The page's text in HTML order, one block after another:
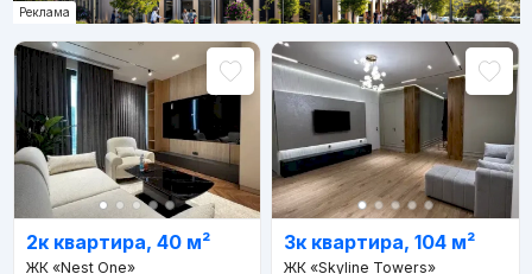
Реклама
2к квартира, 40 м²
ЖК «Nest One»
3к квартира, 104 м²
ЖК «Skyline Towers»